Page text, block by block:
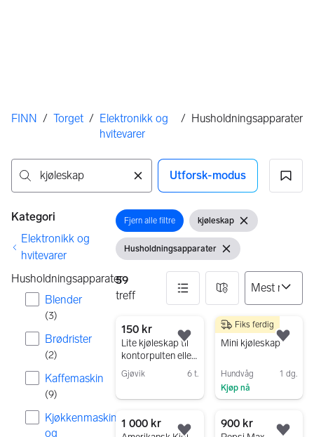
Her er du
FINN / Torget / Elektronikk og
hvitevarer
/ Husholdningsapparater
Utforsk-modus
Filtre
Kategori
Elektronikk og
hvitevarer
Husholdningsapparater
Blender
(3)
Brødrister
(2)
Kaffemaskin
(9)
Kjøkkenmaskin
og
Åpne filter
Fjern alle filtre Åpne filter
kjøleskap Fjern søkeord
Vis filter
Husholdningsapparater Fjern filter
59
treff
59 resultater
150 kr
Lite kjøleskap til
kontorpulten eller
lekestua
Gjøvik 6 t.
Legg til som favoritt.
450 kr
Mini kjøleskap
Hundvåg
1 dg.
Kjøp nå
Fiks ferdig
1 000 kr
900 kr